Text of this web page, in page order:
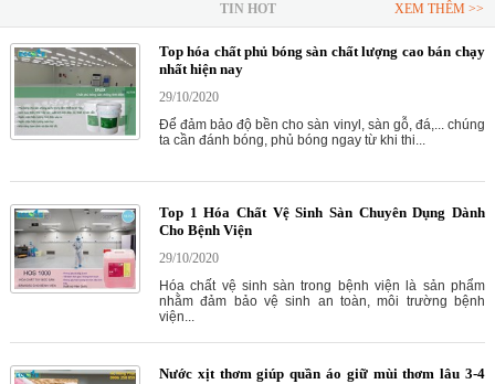
TIN HOT XEM THÊM >>
Top hóa chất phủ bóng sàn chất lượng cao bán chạy
nhất hiện nay
29/10/2020
Để đảm bảo độ bền cho sàn vinyl, sàn gỗ, đá,... chúng
ta cần đánh bóng, phủ bóng ngay từ khi thi...
Top 1 Hóa Chất Vệ Sinh Sàn Chuyên Dụng Dành
Cho Bệnh Viện
29/10/2020
Hóa chất vệ sinh sàn trong bệnh viện là sản phẩm
nhằm đảm bảo vệ sinh an toàn, môi trường bệnh
viện...
Nước xịt thơm giúp quần áo giữ mùi thơm lâu 3-4